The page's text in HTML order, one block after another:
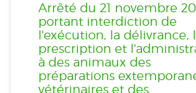
Arrêté du 21 novembre
portant interdiction de
l'exécution, la délivrance,
prescription et
à des animaux des
préparations
vétérinaires et des